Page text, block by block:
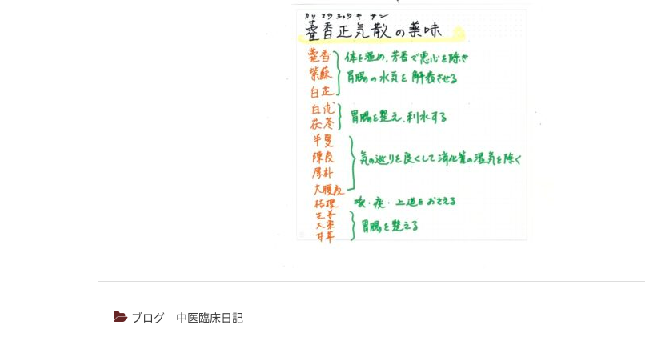
ブログ 中医臨床日記